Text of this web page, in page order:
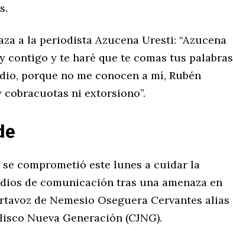
a la periodista Azucena Uresti: “Azucena
contigo y te haré que te comas tus palabras
porque no me conocen a mí, Rubén
cobracuotas ni extorsiono”.
comprometió este lunes a cuidar la
de comunicación tras una amenaza en
de Nemesio Oseguera Cervantes alias
Nueva Generación (CJNG).